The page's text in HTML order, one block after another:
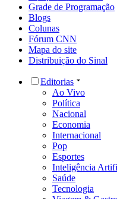
Grade de Programação
Blogs
Colunas
Fórum CNN
Mapa do site
Distribuição do Sinal
Editorias
Ao Vivo
Política
Nacional
Economia
Internacional
Pop
Esportes
Inteligência
Saúde
Tecnologia